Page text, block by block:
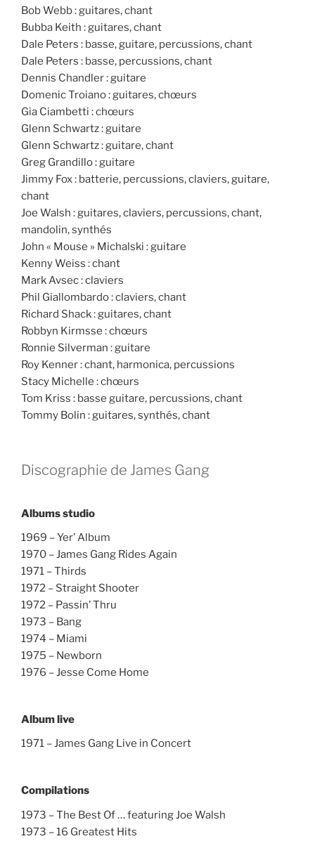
Bob Webb : guitares, chant
Bubba Keith : guitares, chant
Dale Peters : basse, guitare, percussions, chant
Dale Peters : basse, percussions, chant
Dennis Chandler : guitare
Domenic Troiano : guitares, chœurs
Gia Ciambetti : chœurs
Glenn Schwartz : guitare
Glenn Schwartz : guitare, chant
Greg Grandillo : guitare
Jimmy Fox : batterie, percussions, claviers, guitare,
chant
Joe Walsh : guitares, claviers, percussions, chant,
mandolin, synthés
John « Mouse » Michalski : guitare
Kenny Weiss : chant
Mark Avsec : claviers
Phil Giallombardo : claviers, chant
Richard Shack : guitares, chant
Robbyn Kirmsse : chœurs
Ronnie Silverman : guitare
Roy Kenner : chant, harmonica, percussions
Stacy Michelle : chœurs
Tom Kriss : basse guitare, percussions, chant
Tommy Bolin : guitares, synthés, chant
Discographie de James Gang
Albums studio
1969 – Yer’ Album
1970 – James Gang Rides Again
1971 – Thirds
1972 – Straight Shooter
1972 – Passin’ Thru
1973 – Bang
1974 – Miami
1975 – Newborn
1976 – Jesse Come Home
Album live
1971 – James Gang Live in Concert
Compilations
1973 – The Best Of … featuring Joe Walsh
1973 – 16 Greatest Hits